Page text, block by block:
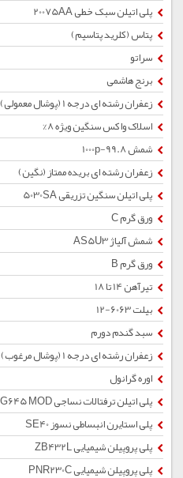
پلی اتیلن سبک خطی 20075AA
پتاس (کلرید پتاسیم)
سراتو
برنج هاشمی
زعفران رشته ای درجه 1 (پوشال معمولی)
اسلاک واکس سنگین ویژه 8%
شمش 1000p-99.8
زعفران رشته ای بریده ممتاز (نگین)
پلی اتیلن سنگین تزریقی 5030SA
ورق گرم C
شمش آلیاژ AS5U3
ورق گرم B
تیرآهن 14 تا 18
بیلت 6063-12
سبد گندم دورم
زعفران رشته ای درجه 1 (پوشال مرغوب)
اوره گرانول
پلی اتیلن ترفتالات نساجی TG645 MOD
پلی استایرن انبساطی نسوز SE40
پلی پروپیلن شیمیایی ZB432L
پلی پروپیلن شیمیایی PNR230C